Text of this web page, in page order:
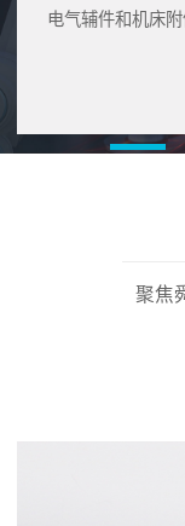
电气辅件和机床附
聚焦